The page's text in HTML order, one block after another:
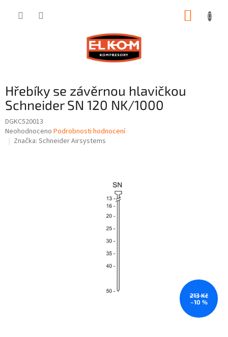
Hřebíky se závěrnou hlavičkou
Schneider SN 120 NK/1000
DGKC520013
Průměrné
hodnocení
Neohodnoceno Podrobnosti hodnocení
Značka: Schneider Airsystems
213 Kč
–10 %